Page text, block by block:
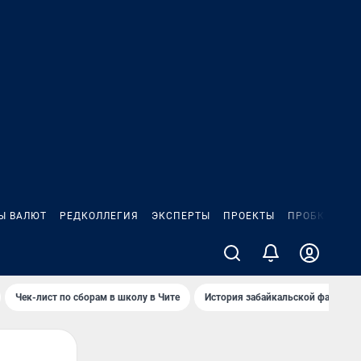
ВАЛЮТ РЕДКОЛЛЕГИЯ ЭКСПЕРТЫ ПРОЕКТЫ ПРОБКИ
Чек-лист по сборам в школу в Чите История забайкальской фамилии